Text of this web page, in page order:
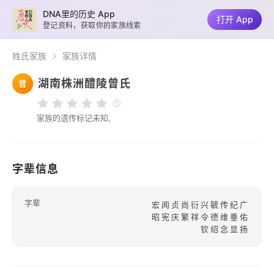
姓氏家族 家族详情
曾 湖南株洲醴陵曾氏
家族的遗传标记未知,
字辈信息
字辈
宏闻贞尚衍兴毓传纪广
昭宪庆繁祥令德维垂佑
钦绍念显扬
DNA里的历史 App
登记资料，获取你的家族线索
打开 App